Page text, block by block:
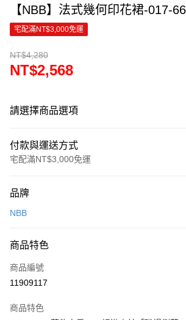
【NBB】法式幾何印花裙-017-
宅配滿NT$3,000免運
NT$4,280
NT$2,568
請選擇商品選項
付款與運送方式
宅配滿NT$3,000免運
信用卡一次付款
黑貓宅急便
每筆NT$140，滿NT$3,000(含以上)免運費
品牌
NBB
商品特色
商品編號
11909117
商品特色